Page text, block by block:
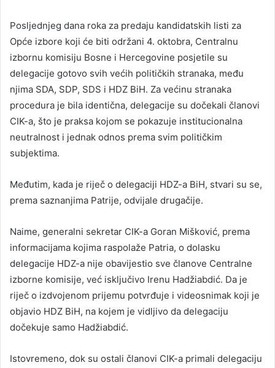
Posljednjeg dana roka za predaju kandidatskih listi za
Opće izbore koji će biti održani 4. oktobra, Centralnu
izbornu komisiju Bosne i Hercegovine posjetile su
delegacije gotovo svih većih političkih stranaka, među
njima SDA, SDP, SDS i HDZ BiH. Za većinu stranaka
procedura je bila identična, delegacije su dočekali članovi
CIK-a, što je praksa kojom se pokazuje institucionalna
neutralnost i jednak odnos prema svim političkim
subjektima.
Međutim, kada je riječ o delegaciji HDZ-a BiH, stvari su se,
prema saznanjima Patrije, odvijale drugačije.
Naime, generalni sekretar CIK-a Goran Mišković, prema
informacijama kojima raspolaže Patria, o dolasku
delegacije HDZ-a nije obavijestio sve članove Centralne
izborne komisije, već isključivo Irenu Hadžiabdić. Da je
riječ o izdvojenom prijemu potvrđuje i videosnimak koji je
objavio HDZ BiH, na kojem je vidljivo da delegaciju
dočekuje samo Hadžiabdić.
Istovremeno, dok su ostali članovi CIK-a primali delegaciju